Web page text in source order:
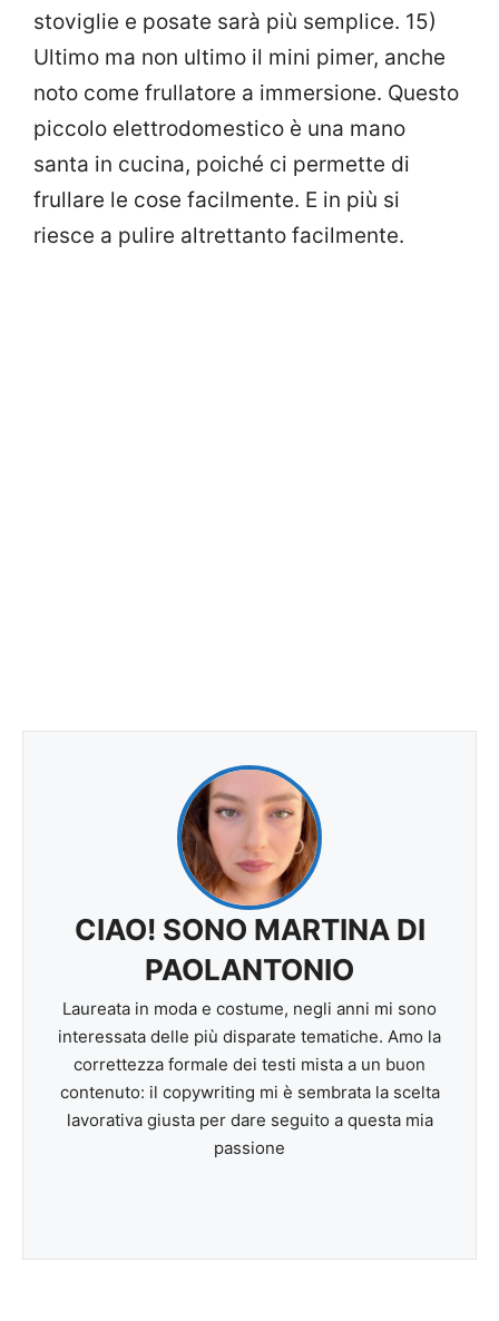
stoviglie e posate sarà più semplice. 15)
Ultimo ma non ultimo il mini pimer, anche
noto come frullatore a immersione. Questo
piccolo elettrodomestico è una mano
santa in cucina, poiché ci permette di
frullare le cose facilmente. E in più si
riesce a pulire altrettanto facilmente.
CIAO! SONO MARTINA DI
PAOLANTONIO
Laureata in moda e costume, negli anni mi sono
interessata delle più disparate tematiche. Amo la
correttezza formale dei testi mista a un buon
contenuto: il copywriting mi è sembrata la scelta
lavorativa giusta per dare seguito a questa mia
passione